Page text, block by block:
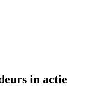
in actie